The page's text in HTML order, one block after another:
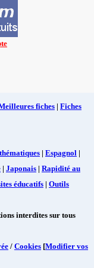
fiches | Fiches
| Espagnol |
| Japonais | Rapidité au
éducatifs | Outils
interdites sur tous
/ Cookies [Modifier vos